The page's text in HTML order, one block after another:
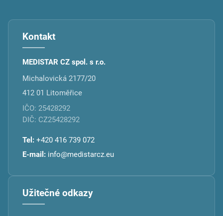
Kontakt
MEDISTAR CZ spol. s r.o.
Michalovická 2177/20
412 01 Litoměřice
IČO: 25428292
DIČ: CZ25428292
Tel: +420 416 739 072
E-mail: info@medistarcz.eu
Užitečné odkazy